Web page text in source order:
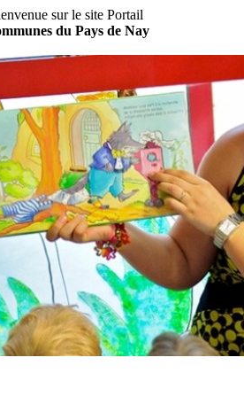
sur le site Portail
du Pays de Nay